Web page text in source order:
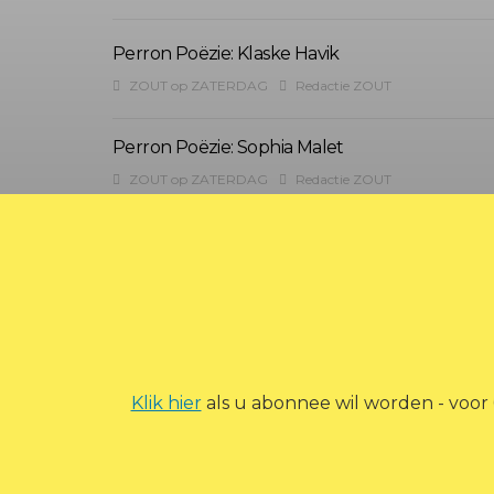
Klik hierals u abonnee wil worden -
Perron Poëzie: Klaske Havik
ZOUT op ZATERDAG Redactie ZOUT
Perron Poëzie: Sophia Malet
ZOUT op ZATERDAG Redactie ZOUT